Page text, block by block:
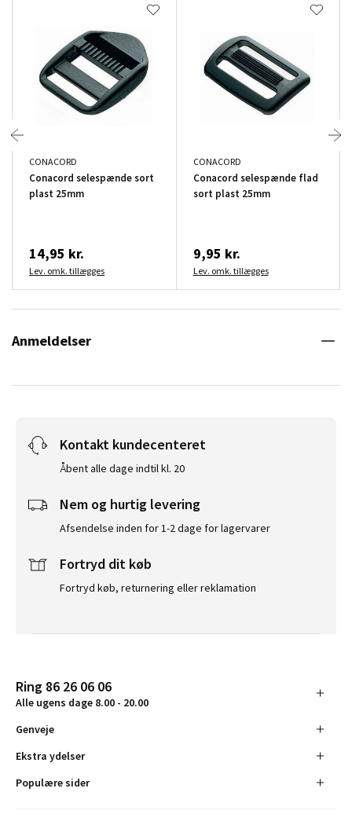
CONACORD
Conacord selespænde sort
plast 25mm
14,95 kr.
Lev. omk. tillægges
CONACORD
Conacord selespænde flad
sort plast 25mm
9,95 kr.
Lev. omk. tillægges
Anmeldelser
Kontakt kundecenteret
Åbent alle dage indtil kl. 20
Nem og hurtig levering
Afsendelse inden for 1-2 dage for lagervarer
Fortryd dit køb
Fortryd køb, returnering eller reklamation
Ring 86 26 06 06
Alle ugens dage 8.00 - 20.00
Genveje
Ekstra ydelser
Populære sider